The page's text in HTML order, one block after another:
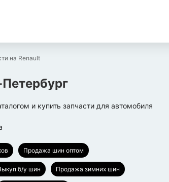
на Renault
и купить запчасти для автомобиля
Продажа шин оптом
б/у шин Продажа зимних шин